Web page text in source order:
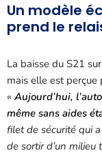
Un modèle
prend le
La baisse du S21
mais elle est perçue
« Aujourd’hui,
même sans aides
filet de sécurité qui
de sortir d’un milieu